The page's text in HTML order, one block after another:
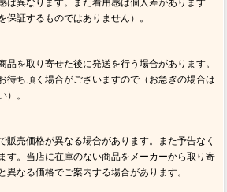
は異なります。また着用感は個人差があります
保証するものではありません）。
品を取り寄せた後に発送を行う場合があります。
待ち頂く場合がございますので（お急ぎの場合は
）。
販売価格が異なる場合があります。また予告なく
す。当店に在庫のない商品をメーカーから取り寄
異なる価格でご案内する場合があります。